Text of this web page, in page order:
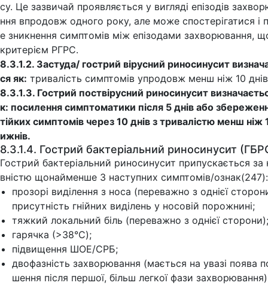
су. Це зазвичай проявляється у вигляді епізодів
ння впродовж одного року, але може спостерігатися і
е зникнення симптомів між епізодами захворювання,
критерієм РГРС.
8.3.1.2. Застуда/ гострий вірусний риносинусит
ся як: тривалість симптомів упродовж менш ніж 10
8.3.1.3. Гострий поствірусний риносинусит
к: посилення симптоматики після 5 днів або
тійких симптомів через 10 днів з тривалістю менш ніж
ижнів.
8.3.1.4. Гострий бактеріальний риносинусит
Гострий бактеріальний риносинусит припускається за
вністю щонайменше 3 наступних симптомів/ознак(247):
прозорі виділення з носа (переважно з однієї
присутність гнійних виділень у носовій порожнині;
тяжкий локальний біль (переважно з однієї сторони);
гарячка (>38°C);
підвищення ШОЕ/СРБ;
двофазність захворювання (мається на увазі поява
шення після першої, більш легкої фази